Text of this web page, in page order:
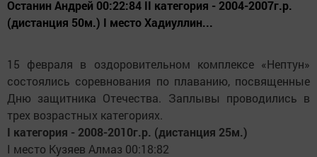
Останин Андрей 00:22:84 II категория - 2004-2007г.р.
(дистанция 50м.) I место Хадиуллин...
15 февраля в оздоровительном комплексе «Нептун»
состоялись соревнования по плаванию, посвященные
Дню защитника Отечества. Заплывы проводились в
трех возрастных категориях.
I категория - 2008-2010г.р. (дистанция 25м.)
I место Кузяев Алмаз 00:18:82